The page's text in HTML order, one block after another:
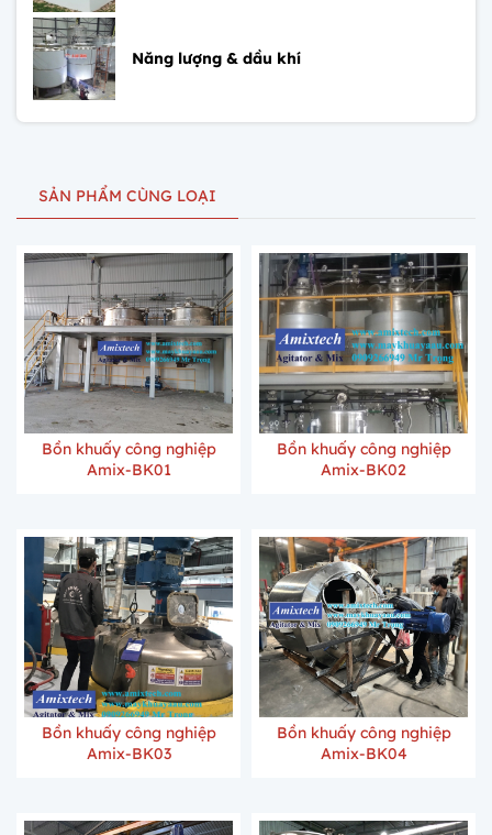
Năng lượng & dầu khí
SẢN PHẨM CÙNG LOẠI
Bồn khuấy công nghiệp
Amix-BK01
Bồn khuấy công nghiệp
Amix-BK02
Bồn khuấy công nghiệp
Amix-BK03
Bồn khuấy công nghiệp
Amix-BK04